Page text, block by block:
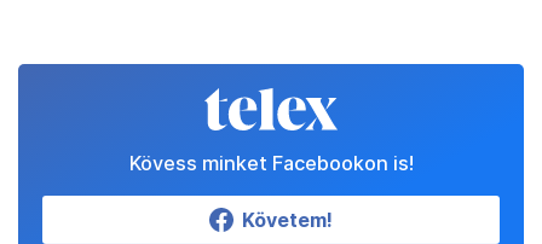
Kövess minket Facebookon is!
Követem!